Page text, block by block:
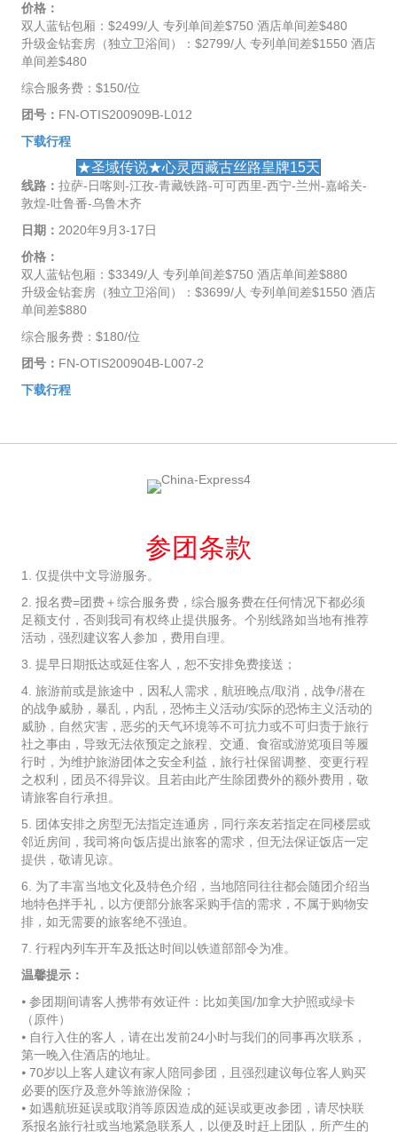
价格：
双人蓝钻包厢：$2499/人 专列单间差$750 酒店单间差$480
升级金钻套房（独立卫浴间）：$2799/人 专列单间差$1550 酒店
单间差$480
综合服务费：$150/位
团号： FN-OTIS200909B-L012
下载行程
★圣域传说★心灵西藏古丝路皇牌15天
线路： 拉萨-日喀则-江孜-青藏铁路-可可西里-西宁-兰州-嘉峪关-
敦煌-吐鲁番-乌鲁木齐
日期： 2020年9月3-17日
价格：
双人蓝钻包厢：$3349/人 专列单间差$750 酒店单间差$880
升级金钻套房（独立卫浴间）：$3699/人 专列单间差$1550 酒店
单间差$880
综合服务费：$180/位
团号： FN-OTIS200904B-L007-2
下载行程
参团条款
1. 仅提供中文导游服务。
2. 报名费=团费＋综合服务费，综合服务费在任何情况下都必须
足额支付，否则我司有权终止提供服务。个别线路如当地有推荐
活动，强烈建议客人参加，费用自理。
3. 提早日期抵达或延住客人，恕不安排免费接送；
4. 旅游前或是旅途中，因私人需求，航班晚点/取消，战争/潜在
的战争威胁，暴乱，内乱，恐怖主义活动/实际的恐怖主义活动的
威胁，自然灾害，恶劣的天气环境等不可抗力或不可归责于旅行
社之事由，导致无法依预定之旅程、交通、食宿或游览项目等履
行时，为维护旅游团体之安全利益，旅行社保留调整、变更行程
之权利，团员不得异议。且若由此产生除团费外的额外费用，敬
请旅客自行承担。
5. 团体安排之房型无法指定连通房，同行亲友若指定在同楼层或
邻近房间，我司将向饭店提出旅客的需求，但无法保证饭店一定
提供，敬请见谅。
6. 为了丰富当地文化及特色介绍，当地陪同往往都会随团介绍当
地特色拌手礼，以方便部分旅客采购手信的需求，不属于购物安
排，如无需要的旅客绝不强迫。
7. 行程内列车开车及抵达时间以铁道部部令为准。
温馨提示：
⦁ 参团期间请客人携带有效证件：比如美国/加拿大护照或绿卡
（原件）
⦁ 自行入住的客人，请在出发前24小时与我们的同事再次联系，
第一晚入住酒店的地址。
⦁ 70岁以上客人建议有家人陪同参团，且强烈建议每位客人购买
必要的医疗及意外等旅游保险；
⦁ 如遇航班延误或取消等原因造成的延误或更改参团，请尽快联
系报名旅行社或当地紧急联系人，以便及时赶上团队，所产生的